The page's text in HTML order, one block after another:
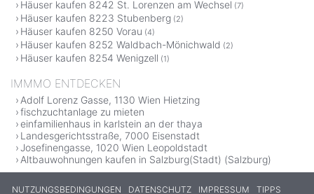
Häuser kaufen 8242 St. Lorenzen am Wechsel (7)
Häuser kaufen 8223 Stubenberg (2)
Häuser kaufen 8250 Vorau (4)
Häuser kaufen 8252 Waldbach-Mönichwald (2)
Häuser kaufen 8254 Wenigzell (1)
IMMMO ENTDECKEN
Adolf Lorenz Gasse, 1130 Wien Hietzing
fischzuchtanlage zu mieten
einfamilienhaus in karlstein an der thaya
Landesgerichtsstraße, 7000 Eisenstadt
Josefinengasse, 1020 Wien Leopoldstadt
Altbauwohnungen kaufen in Salzburg(Stadt) (Salzburg)
NUTZUNGSBEDINGUNGEN DATENSCHUTZ IMPRESSUM TIPPS